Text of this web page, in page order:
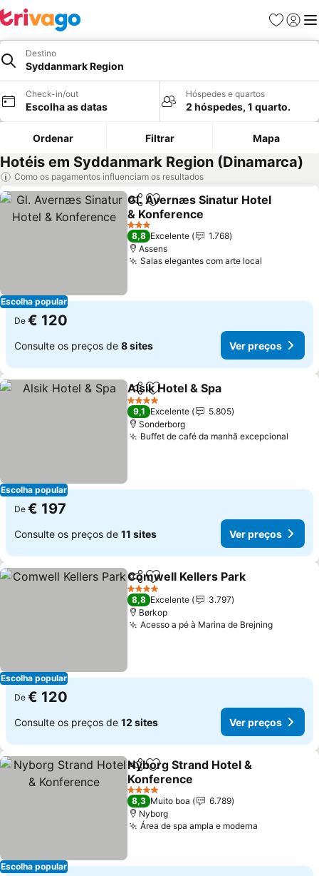
Favoritos
Iniciar
Destino
Syddanmark Region
Check-in/out
Escolha as datas
Hóspedes e quartos
2 hóspedes, 1 quarto.
Ordenar Filtrar Mapa
Hotéis em Syddanmark Region (Dinamarca)
Como os pagamentos influenciam os resultados
Escolha popular
PartilharAdicionar aos favoritos
Gl. Avernæs Sinatur Hotel
& Konference
Ver preços
3 Estrelas
8,8 Excelente
1.768
Assens
Salas elegantes com arte local
De € 120
Consulte os preços de 8 sites Ver preços
Escolha popular
PartilharAdicionar aos favoritos
Alsik Hotel & Spa
4 Estrelas
9,1 Excelente
5.805
Sonderborg
Buffet de café da manhã excepcional
De € 197
Consulte os preços de 11 sites Ver preços
Escolha popular
PartilharAdicionar aos favoritos
Comwell Kellers Park
4 Estrelas
8,8 Excelente
3.797
Børkop
Acesso a pé à Marina de BrejningVer
De € 120
Consulte os preços de 12 sites Ver preços
Escolha popular
PartilharAdicionar aos favoritos
Nyborg Strand Hotel &
Konference
Ver preços
4 Estrelas
8,3 Muito boa
6.789
Nyborg
Área de spa ampla e moderna